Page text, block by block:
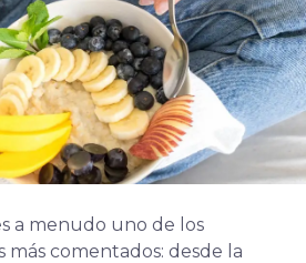
a menudo uno de los
más comentados: desde la